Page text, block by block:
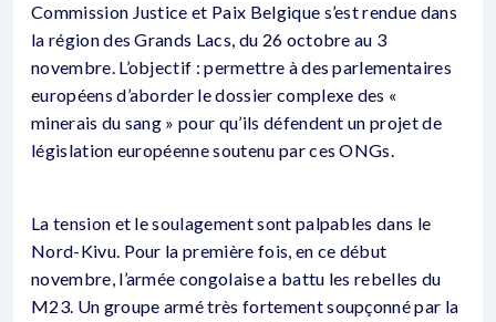
Commission Justice et Paix Belgique s’est rendue dans
la région des Grands Lacs, du 26 octobre au 3
novembre. L’objectif : permettre à des parlementaires
européens d’aborder le dossier complexe des «
minerais du sang » pour qu’ils défendent un projet de
législation européenne soutenu par ces ONGs.
La tension et le soulagement sont palpables dans le
Nord-Kivu. Pour la première fois, en ce début
novembre, l’armée congolaise a battu les rebelles du
M23. Un groupe armé très fortement soupçonné par la